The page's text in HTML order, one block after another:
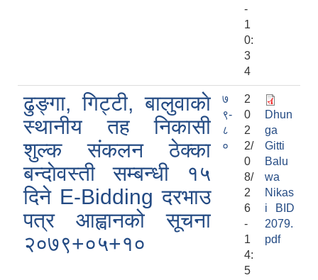
-
1
0:
3
4
ढुङ्गा, गिट्टी, बालुवाकाे
स्थानीय तह निकासी
शुल्क संकलन ठेक्का
बन्दाेवस्ती सम्बन्धी १५
दिने E-Bidding दरभाउ
पत्र आह्वानको सूचना
२०७९+०५+१०
७
९-
८
०
2
0
2
2/
0
8/
2
6
-
1
4:
5
Dhun
ga
Gitti
Balu
wa
Nikas
i BID
2079.
pdf